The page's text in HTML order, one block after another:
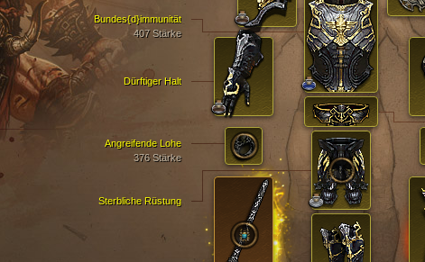
Bundes{d}immunität
407 Stärke
Dürftiger Halt
Sterbliche Rüstung
Angreifende Lohe
376 Stärke